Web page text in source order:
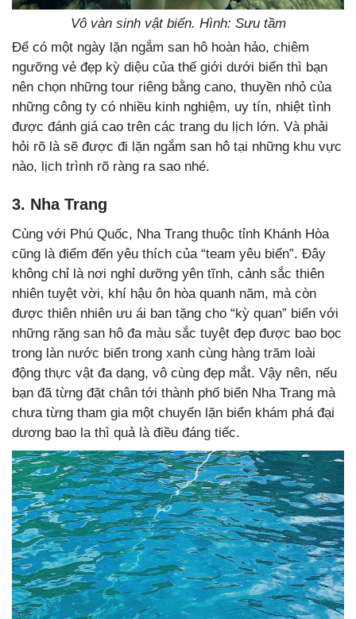
Vô vàn sinh vật biển. Hình: Sưu tầm
Để có một ngày lặn ngắm san hô hoàn hảo, chiêm
ngưỡng vẻ đẹp kỳ diệu của thế giới dưới biển thì bạn
nên chọn những tour riêng bằng cano, thuyền nhỏ của
những công ty có nhiều kinh nghiệm, uy tín, nhiệt tình
được đánh giá cao trên các trang du lịch lớn. Và phải
hỏi rõ là sẽ được đi lặn ngắm san hô tại những khu vực
nào, lịch trình rõ ràng ra sao nhé.
3. Nha Trang
Cùng với Phú Quốc, Nha Trang thuộc tỉnh Khánh Hòa
cũng là điểm đến yêu thích của “team yêu biển”. Đây
không chỉ là nơi nghỉ dưỡng yên tĩnh, cảnh sắc thiên
nhiên tuyệt vời, khí hậu ôn hòa quanh năm, mà còn
được thiên nhiên ưu ái ban tặng cho “kỳ quan” biển với
những rặng san hô đa màu sắc tuyệt đẹp được bao bọc
trong làn nước biển trong xanh cùng hàng trăm loài
động thực vật đa dạng, vô cùng đẹp mắt. Vậy nên, nếu
bạn đã từng đặt chân tới thành phố biển Nha Trang mà
chưa từng tham gia một chuyến lặn biển khám phá đại
dương bao la thì quả là điều đáng tiếc.